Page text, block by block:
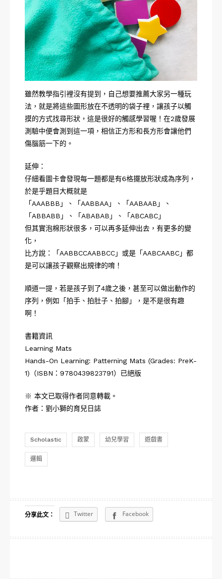
雖然教學指引裡沒有提到，自己想要推薦大家另一種玩
法，就是將這些圖形放在不透明的袋子裡，讓孩子以觸
摸的方式找尋形狀，這是很好的觸感學習喔！在2歲發展
測驗中便會測到這一項，相信正方形和長方形會讓他們
傷腦筋一下的。
延伸：
仔細看圖卡會發現每一題都是有6格擺放形狀成為序列，
於是乎題目大概就是
「AAABBB」、「AABBAA」、「AABAAB」、
「ABBABB」、「ABABAB」、「ABCABC」
但其實泡棉形狀很多，可以再多延伸出去，有更多的變
化，
比方說：「AABBCCAABBCC」或是「AABCAABC」都
是可以讓孩子觀察出規律的唷！
順道一提，若是孩子到了4歲之後，甚至可以做出動作的
序列，例如「拍手、拍肚子、拍腳」，是不是很有趣
啊！
書籍資訊
Learning Mats
Hands-On Learning: Patterning Mats (Grades: PreK-
1)（ISBN：9780439823791）已絕版
※ 本文已取得作者同意轉載。
作者： 劉小獅的育兒日誌
Scholastic 啟蒙 幼兒學習 遊戲書
邏輯
分享此文： Twitter Facebook